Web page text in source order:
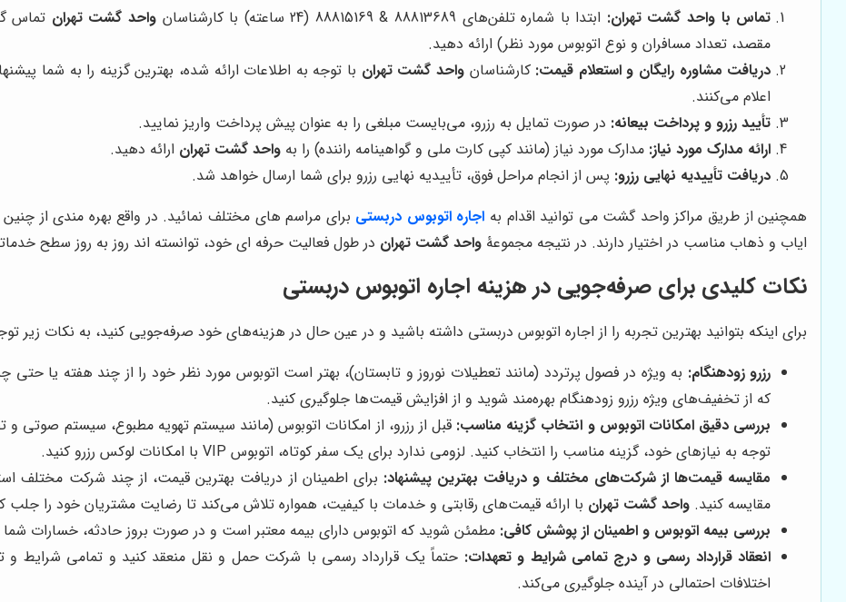
تماس با واحد گشت تهران: ابتدا با شماره تلفن‌های 88813689 & 88815169 (24 ساعته) با کارشناسان واحد گشت تهران تماس
مقصد، تعداد مسافران و نوع اتوبوس مورد نظر) ارائه دهید.
دریافت مشاوره رایگان و استعلام قیمت: کارشناسانواحد گشت تهران با توجه به اطلاعات ارائه شده، بهترین گزینه را به شما
اعلام می‌کنند.
تأیید رزرو و پرداخت بیعانه: در صورت تمایل به رزرو، می‌بایست مبلغی را به عنوان پیش پرداخت واریز نمایید.
ارائه مدارک مورد نیاز: مدارک مورد نیاز (مانند کپی کارت ملی و گواهینامه راننده) را به واحد گشت تهران ارائه دهید.
دریافت تأییدیه نهایی رزرو: پس از انجام مراحل فوق، تأییدیه نهایی رزرو برای شما ارسال خواهد شد.
همچنین از طریق مراکز واحد گشت می توانید اقدام به اجاره اتوبوس دربستی برای مراسم های مختلف نمائید. در واقع بهره مندی از
ایاب و ذهاب مناسب در اختیار دارند. در نتیجه مجموعۀ واحد گشت تهران در طول فعالیت حرفه ای خود، توانسته اند روز به روز سطح
نکات کلیدی برای صرفه‌جویی در هزینه اجاره اتوبوس دربستی
برای اینکه بتوانید بهترین تجربه را از اجاره اتوبوس دربستی داشته باشید و در عین حال در هزینه‌های خود صرفه‌جویی کنید، به نکات زیر
رزرو زودهنگام: به ویژه در فصول پرتردد (مانند تعطیلات نوروز و تابستان)، بهتر است اتوبوس مورد نظر خود را از چند هفته یا حتی
که از تخفیف‌های ویژه رزرو زودهنگام بهره‌مند شوید و از افزایش قیمت‌ها جلوگیری کنید.
بررسی دقیق امکانات اتوبوس و انتخاب گزینه مناسب: قبل از رزرو، از امکانات اتوبوس (مانند سیستم تهویه مطبوع، سیستم
توجه به نیازهای خود، گزینه مناسب را انتخاب کنید. لزومی ندارد برای یک سفر کوتاه، اتوبوس VIP با امکانات لوکس رزرو کنید.
مقایسه قیمت‌ها از شرکت‌های مختلف و دریافت بهترین پیشنهاد: برای اطمینان از دریافت بهترین قیمت، از چند شرکت مختلف
مقایسه کنید. واحد گشت تهران با ارائه قیمت‌های رقابتی و خدمات با کیفیت، همواره تلاش می‌کند تا رضایت مشتریان خود را جلب
بررسی بیمه اتوبوس و اطمینان از پوشش کافی: مطمئن شوید که اتوبوس دارای بیمه معتبر است و در صورت بروز حادثه، خسارات
انعقاد قرارداد رسمی و درج تمامی شرایط و تعهدات: حتماً یک قرارداد رسمی با شرکت حمل و نقل منعقد کنید و تمامی شرایط و
اختلافات احتمالی در آینده جلوگیری می‌کند.